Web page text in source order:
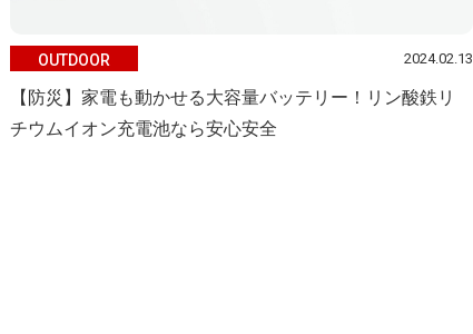
OUTDOOR 2024.02.13
【防災】家電も動かせる大容量バッテリー！リン酸鉄リ
チウムイオン充電池なら安心安全